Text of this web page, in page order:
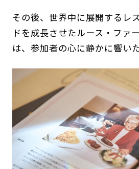
その後、世界中に展開するレ
ドを成長させたルース・ファ
は、参加者の心に静かに響いた